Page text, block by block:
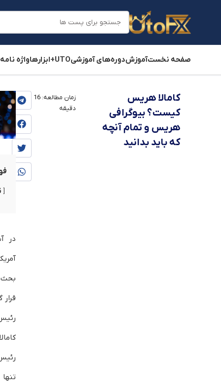
صفحه نخستآموزشدوره‌های آموزشیUTO+ ابزارهاواژه نامه
بلاگ »آموزش
کامالا هریس
کیست؟ بیوگرافی
هریس و تمام آنچه
که باید بدانید
زمان مطالعه: 16
دقیقه
قرار